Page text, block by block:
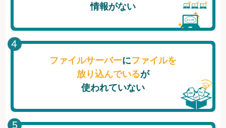
情報がない
ファイルサーバーにファイルを
放り込んでいるが
使われていない